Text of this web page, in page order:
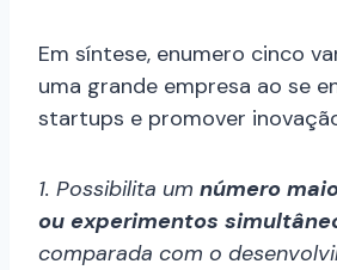
Em síntese, enumero cinco
uma grande empresa ao se
startups e promover
1. Possibilita um número
ou experimentos
comparada com o